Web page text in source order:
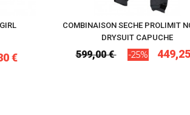
€
COMBINAISON SECHE PROLIMIT
DRYSUIT CAPUCHE
599,00 € -25%